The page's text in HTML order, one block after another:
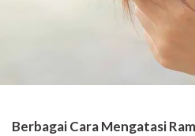
Berbagai Cara Mengatasi